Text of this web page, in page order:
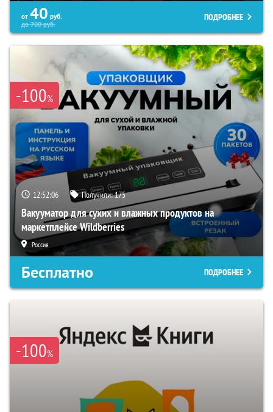
от 40 руб.
до700руб.
ПОДРОБНЕЕ
-100%
12:52:05 Получили:175
Вакууматор для сухих и влажных продуктов на
маркетплейсе Wildberries
Россия
Бесплатно ПОДРОБНЕЕ
-100%